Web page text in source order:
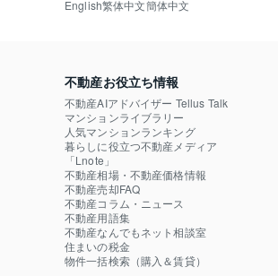
English繁体中文簡体中文
不動産お役立ち情報
不動産AIアドバイザー Tellus Talk
マンションライブラリー
人気マンションランキング
暮らしに役立つ不動産メディア
「Lnote」
不動産相場・不動産価格情報
不動産売却FAQ
不動産コラム・ニュース
不動産用語集
不動産なんでもネット相談室
住まいの税金
物件一括検索（購入＆賃貸）